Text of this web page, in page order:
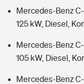
Mercedes-Benz
125 kW, Diesel,
Mercedes-Benz
105 kW, Diesel,
Mercedes-Benz